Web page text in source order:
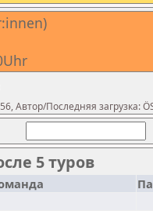
Автор/Последняя загрузка:
5 туров